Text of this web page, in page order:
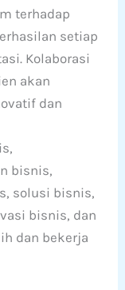
terhadap
setiap
Kolaborasi
akan
dan
bisnis,
solusi bisnis,
bisnis, dan
dan bekerja